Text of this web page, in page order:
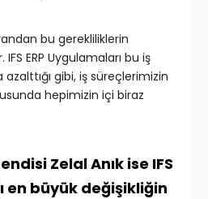
bu gerekliliklerin
ERP Uygulamaları bu iş
gibi, iş süreçlerimizin
hepimizin içi biraz
Zelal Anık ise IFS
en büyük değişikliğin